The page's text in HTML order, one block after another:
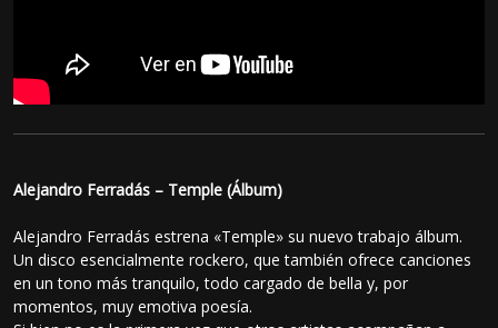
Alejandro Ferradás – Temple (Álbum)
Alejandro Ferradás estrena «Temple» su nuevo trabajo álbum.
Un disco esencialmente rockero, que también ofrece canciones
en un tono más tranquilo, todo cargado de bella y, por
momentos, muy emotiva poesía.